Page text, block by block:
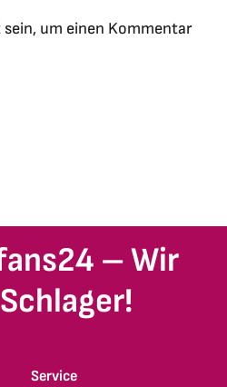
sein, um einen Kommentar
– Wir
Service